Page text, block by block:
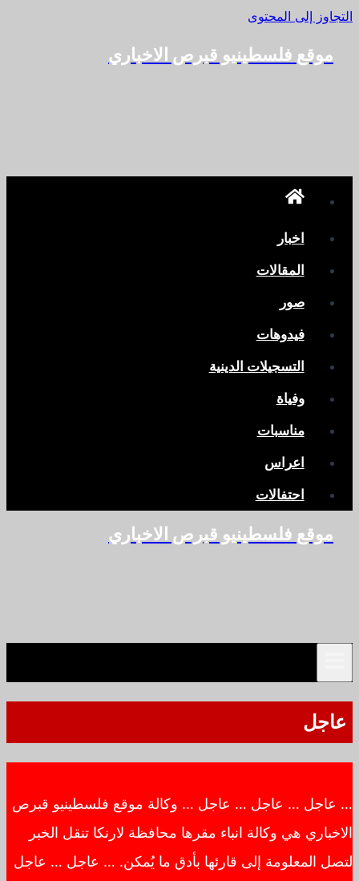
التجاوز إلى المحتوى
موقع فلسطينيو قبرص الاخباري
اخبار
المقالات
صور
فيدوهات
التسجيلات الدينية
وفياة
مناسبات
اعراس
احتفالات
موقع فلسطينيو قبرص الاخباري
عاجل
… عاجل … عاجل … عاجل … وكالة موقع فلسطينيو قبرص
الاخباري هي وكالة انباء مقرها محافظة لارنكا تنقل الخبر
لتصل المعلومة إلى قارئها بأدق ما يُمكن. … عاجل … عاجل